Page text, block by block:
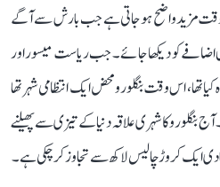
مزید واضح ہو جاتی ہے جب بارش سے آگے
اضافے کو دیکھا جائے۔ جب ریاست میسور اور
نے 1924 کا معاہدہ کیا تھا، اس وقت بنگلورو محض ایک انتظامی شہر تھا
کا شہری علاقہ دنیا کے تیزی سے پھیلنے
ایک کروڑ چالیس لاکھ سے تجاوز کر چکی ہے۔